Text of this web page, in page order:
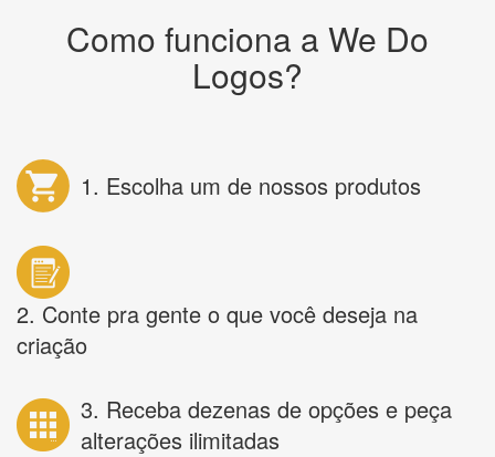
Como funciona a We Do
Logos?
1. Escolha um de nossos produtos
2. Conte pra gente o que você deseja na
criação
3. Receba dezenas de opções e peça
alterações ilimitadas